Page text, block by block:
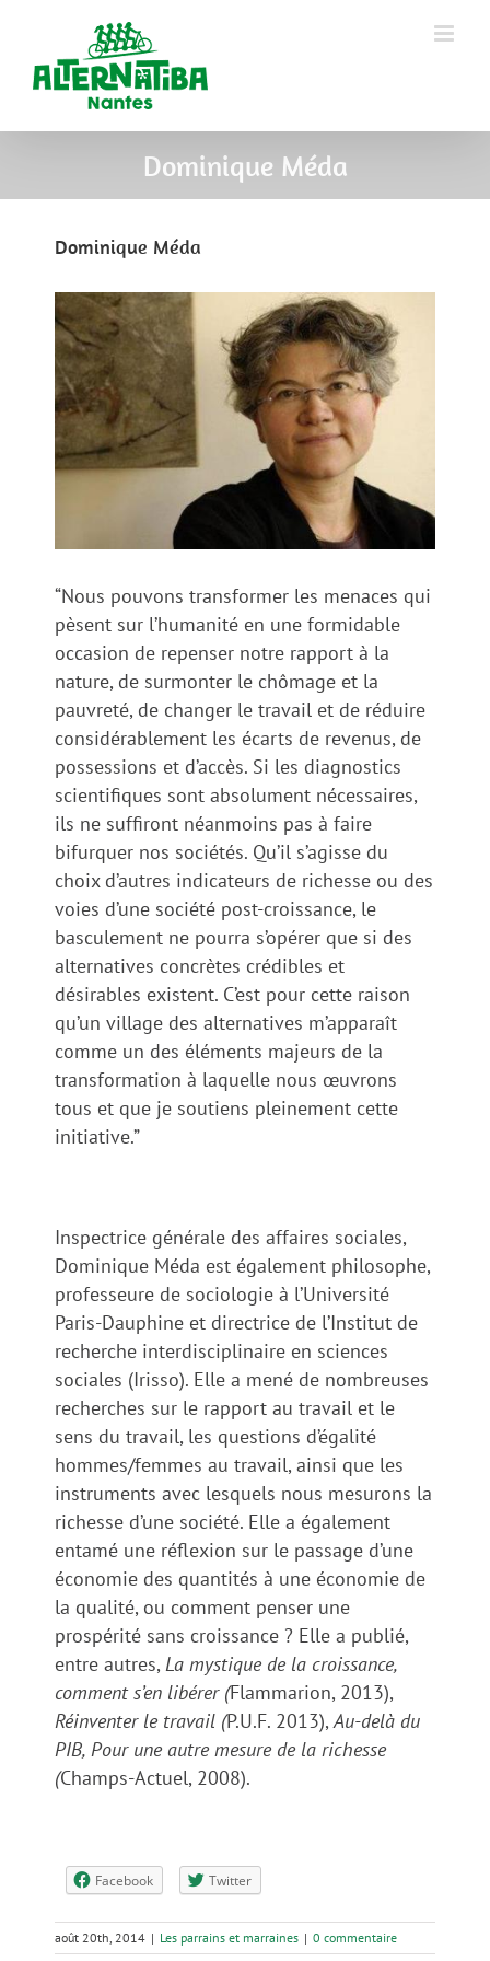
Dominique Méda
Dominique Méda
View
Larger
Image
“Nous pouvons transformer les menaces qui
pèsent sur l’humanité en une formidable
occasion de repenser notre rapport à la
nature, de surmonter le chômage et la
pauvreté, de changer le travail et de réduire
considérablement les écarts de revenus, de
possessions et d’accès. Si les diagnostics
scientifiques sont absolument nécessaires,
ils ne suffiront néanmoins pas à faire
bifurquer nos sociétés. Qu’il s’agisse du
choix d’autres indicateurs de richesse ou des
voies d’une société post-croissance, le
basculement ne pourra s’opérer que si des
alternatives concrètes crédibles et
désirables existent. C’est pour cette raison
qu’un village des alternatives m’apparaît
comme un des éléments majeurs de la
transformation à laquelle nous œuvrons
tous et que je soutiens pleinement cette
initiative.”
Inspectrice générale des affaires sociales,
Dominique Méda est également philosophe,
professeure de sociologie à l’Université
Paris-Dauphine et directrice de l’Institut de
recherche interdisciplinaire en sciences
sociales (Irisso). Elle a mené de nombreuses
recherches sur le rapport au travail et le
sens du travail, les questions d’égalité
hommes/femmes au travail, ainsi que les
instruments avec lesquels nous mesurons la
richesse d’une société. Elle a également
entamé une réflexion sur le passage d’une
économie des quantités à une économie de
la qualité, ou comment penser une
prospérité sans croissance ? Elle a publié,
entre autres, La mystique de la croissance,
comment s’en libérer (Flammarion, 2013),
Réinventer le travail (P.U.F. 2013), Au-delà du
PIB, Pour une autre mesure de la richesse
(Champs-Actuel, 2008).
Facebook Twitter
août 20th, 2014 | Les parrains et marraines | 0 commentaire